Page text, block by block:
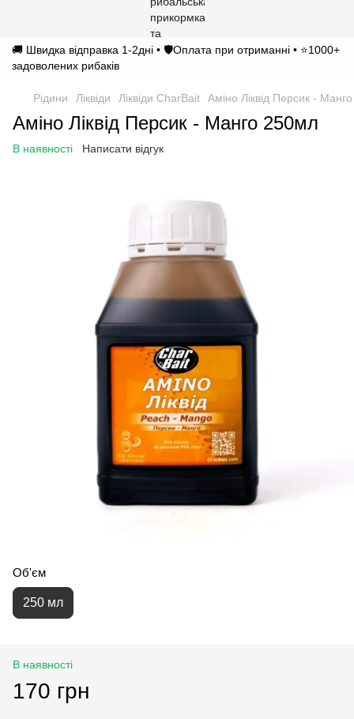
🚚 Швидка відправка 1-2дні • 🛡️Оплата при отриманні • ⭐1000+
задоволених рибаків
Рідини Ліквіди Ліквіди CharBait Аміно Ліквід Персик -
Аміно Ліквід Персик - Манго 250мл
В наявності Написати відгук
Об'єм
250 мл
В наявності
170 грн